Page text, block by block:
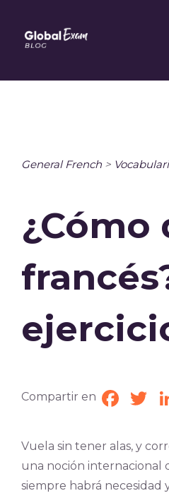
content
General French >
¿Cómo
Compartir en
Vuela sin tener alas, y
una noción internacional
siempre habrá necesidad